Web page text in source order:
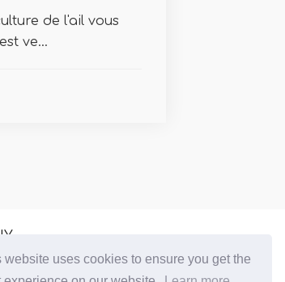
website uses cookies to ensure you get the
de l'ail vous
ve...
d'intérieur croissantes